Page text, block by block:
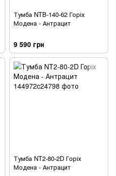
Тумба NTB-140-62 Горіх
Модена - Антрацит
9 590 грн
Тумба NT2-80-2D Горіх
Модена - Антрацит